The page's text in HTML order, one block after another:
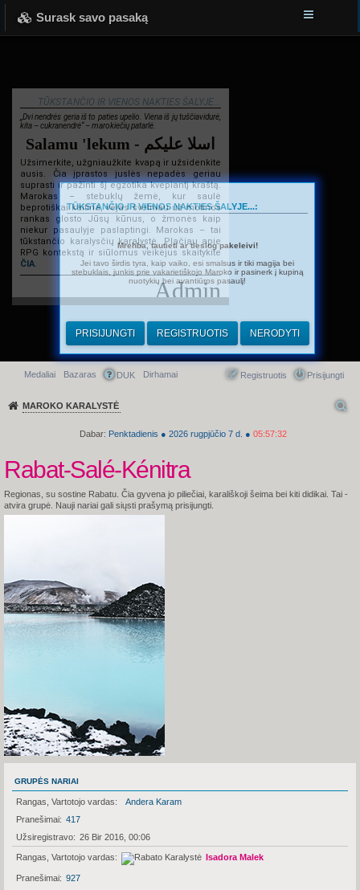
Surask savo pasaką
TŪKSTANČIO IR VIENOS NAKTIES ŠALYJE...
„Dvi nendrės geria iš to paties upelio. Viena iš jų tuščiavidurė,
kita – cukranendrė“ – marokiečių patarlė.
Salamu 'lekum - اسلا عليكم
Užsimerkite, užgniaužkite kvapą ir užsidenkite
ausis. Čia įprastos juslės nepadės geriau
suprasti ir pažinti šį egzotika kvepiantį kraštą.
Marokas – stebuklų žemė, kur saulė
beprotiškai kaitina, vėjas švelniau už motinos
rankas glosto Jūsų kūnus, o žmonės kaip
niekur pasaulyje paslaptingi. Marokas – tai
tūkstančio karalysčių karalystė. Plačiau apie
RPG kontekstą ir siūlomus veikėjus skaitykite
ČIA.
Admin
Greitasis meniu
Medaliai Bazaras DUK Dirhamai Prisijungti
Registruotis
MAROKO KARALYSTĖ
Dabar: Penktadienis ● 2026 rugpjūčio 7 d. ● 05:57:33
TŪKSTANČIO IR VIENOS NAKTIES ŠALYJE...:
Mrehba, tautieti ar tiesiog pakeleivi!
Jei tavo širdis tyra, kaip vaiko, esi smalsus ir tiki magija bei
stebuklais, junkis prie vakarietiškojo Maroko ir pasinerk į kupiną
nuotykių bei avantiūros pasaulį!
PRISIJUNGTI REGISTRUOTIS NERODYTI
Rabat-Salé-Kénitra
Regionas, su sostine Rabatu. Čia gyvena jo piliečiai, karališkoji šeima bei kiti didikai. Tai -
atvira grupė. Nauji nariai gali siųsti prašymą prisijungti.
GRUPĖS NARIAI
Rangas, Vartotojo vardas
Andera Karam
Pranešimai
417
Užsiregistravo
26 Bir 2016, 00:06
Rangas, Vartotojo vardas Isadora Malek
Pranešimai 927